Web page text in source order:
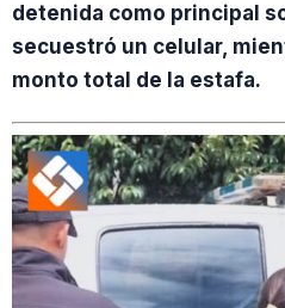
detenida como principal
secuestró un celular,
monto total de la estafa.